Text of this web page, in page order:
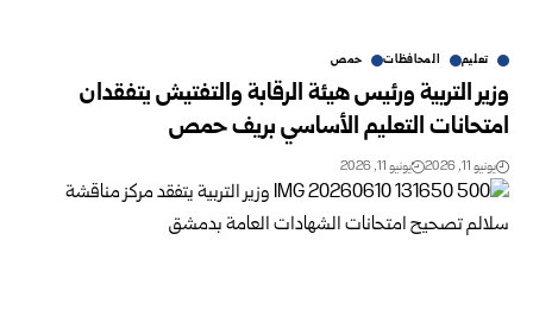
تعليم المحافظات حمص
وزير التربية ورئيس هيئة الرقابة والتفتيش يتفقدان
امتحانات التعليم الأساسي بريف حمص
يونيو 11, 2026 يونيو 11, 2026